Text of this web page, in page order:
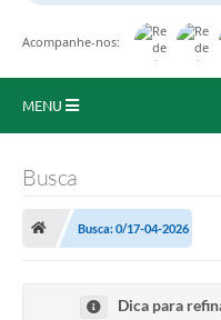
Acompanhe-nos:
MENU
A Prefeitura
Portal da Transparência
Busca
Busca: 0/17-04-2026
Dica para